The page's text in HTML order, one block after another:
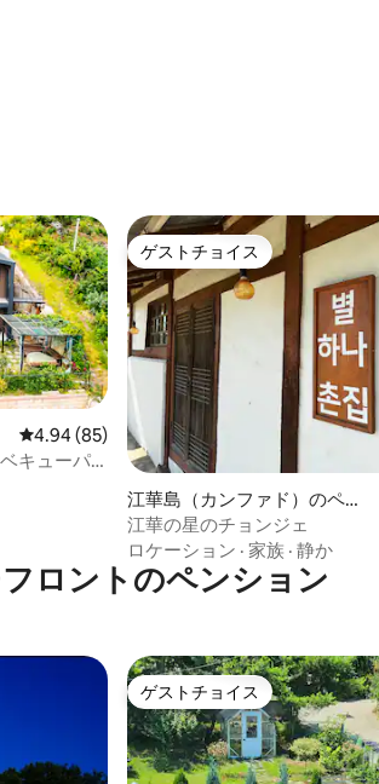
レビュー85件、5つ星中4.94つ星の平均評価
4.94 (85)
キューパ
ゲストチョイス
ゲストチョイス
江華島（カンファド）のペン
ション
江華の星のチョンジェ
ロケーション · 家族 · 静か
ロントのペンション
ゲストチョイス
ゲストチョイス